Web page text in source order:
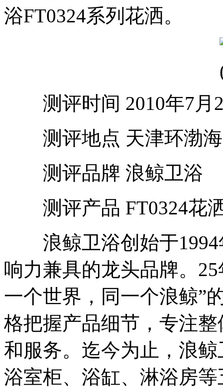
浴FT0324系列花洒。
测评时间 2010年7月
测评地点 天津环渤海
测评品牌 浪鲸卫浴
测评产品 FT0324花
浪鲸卫浴创始于1994
响力兼具的龙头品牌。
一个世界，同一个浪鲸”
格把握产品细节，专注
和服务。迄今为止，浪
浴室柜、浴缸、淋浴房